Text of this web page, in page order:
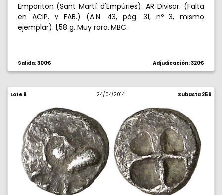
Emporiton (Sant Martí d'Empúries). AR Divisor. (Falta
en ACIP. y FAB.) (A.N. 43, pág. 31, nº 3, mismo
ejemplar). 1,58 g. Muy rara. MBC.
Salida: 300€ Adjudicación: 320€
Lote 8 24/04/2014 Subasta 259